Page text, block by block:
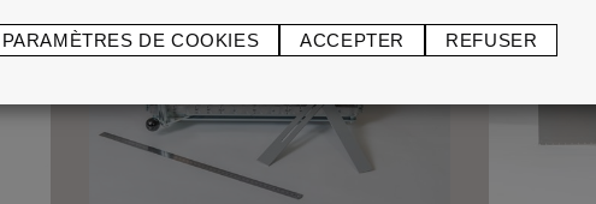
PARAMÈTRES DE COOKIES ACCEPTER REFUSER